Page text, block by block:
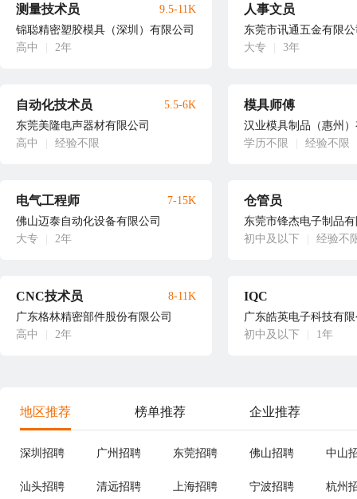
测量技术员
锦聪精密塑胶模具（深圳）有限公司
高中
2年
9.5-11K 人事文员
东莞市讯通五金有限
大专
3年
自动化技术员
东莞美隆电声器材有限公司
高中
经验不限
5.5-6K 模具师傅
汉业模具制品（惠州
学历不限
经验不限
电气工程师
佛山迈泰自动化设备有限公司
大专
2年
7-15K 仓管员
东莞市锋杰电子制品
初中及以下
经验不
CNC技术员
广东格林精密部件股份有限公司
高中
2年
8-11K IQC
广东皓英电子科技有
初中及以下
1年
地区推荐 榜单推荐 企业推荐
深圳招聘 广州招聘 东莞招聘 佛山招聘 中山
汕头招聘 清远招聘 上海招聘 宁波招聘 杭州